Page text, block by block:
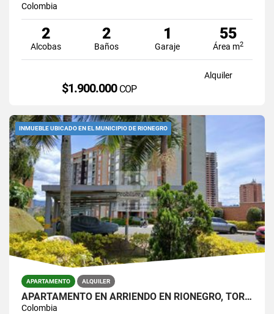
Colombia
2
Alcobas
2
Baños
1
Garaje
55
Área m2
Alquiler
$1.900.000 COP
INMUEBLE UBICADO EN EL MUNICIPIO DE RIONEGRO
APARTAMENTO ALQUILER
APARTAMENTO EN ARRIENDO EN RIONEGRO, TORRES DEL CAMPO
Colombia